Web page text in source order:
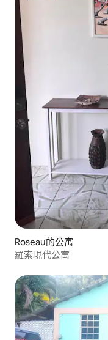
Roseau的公寓
羅索現代公寓